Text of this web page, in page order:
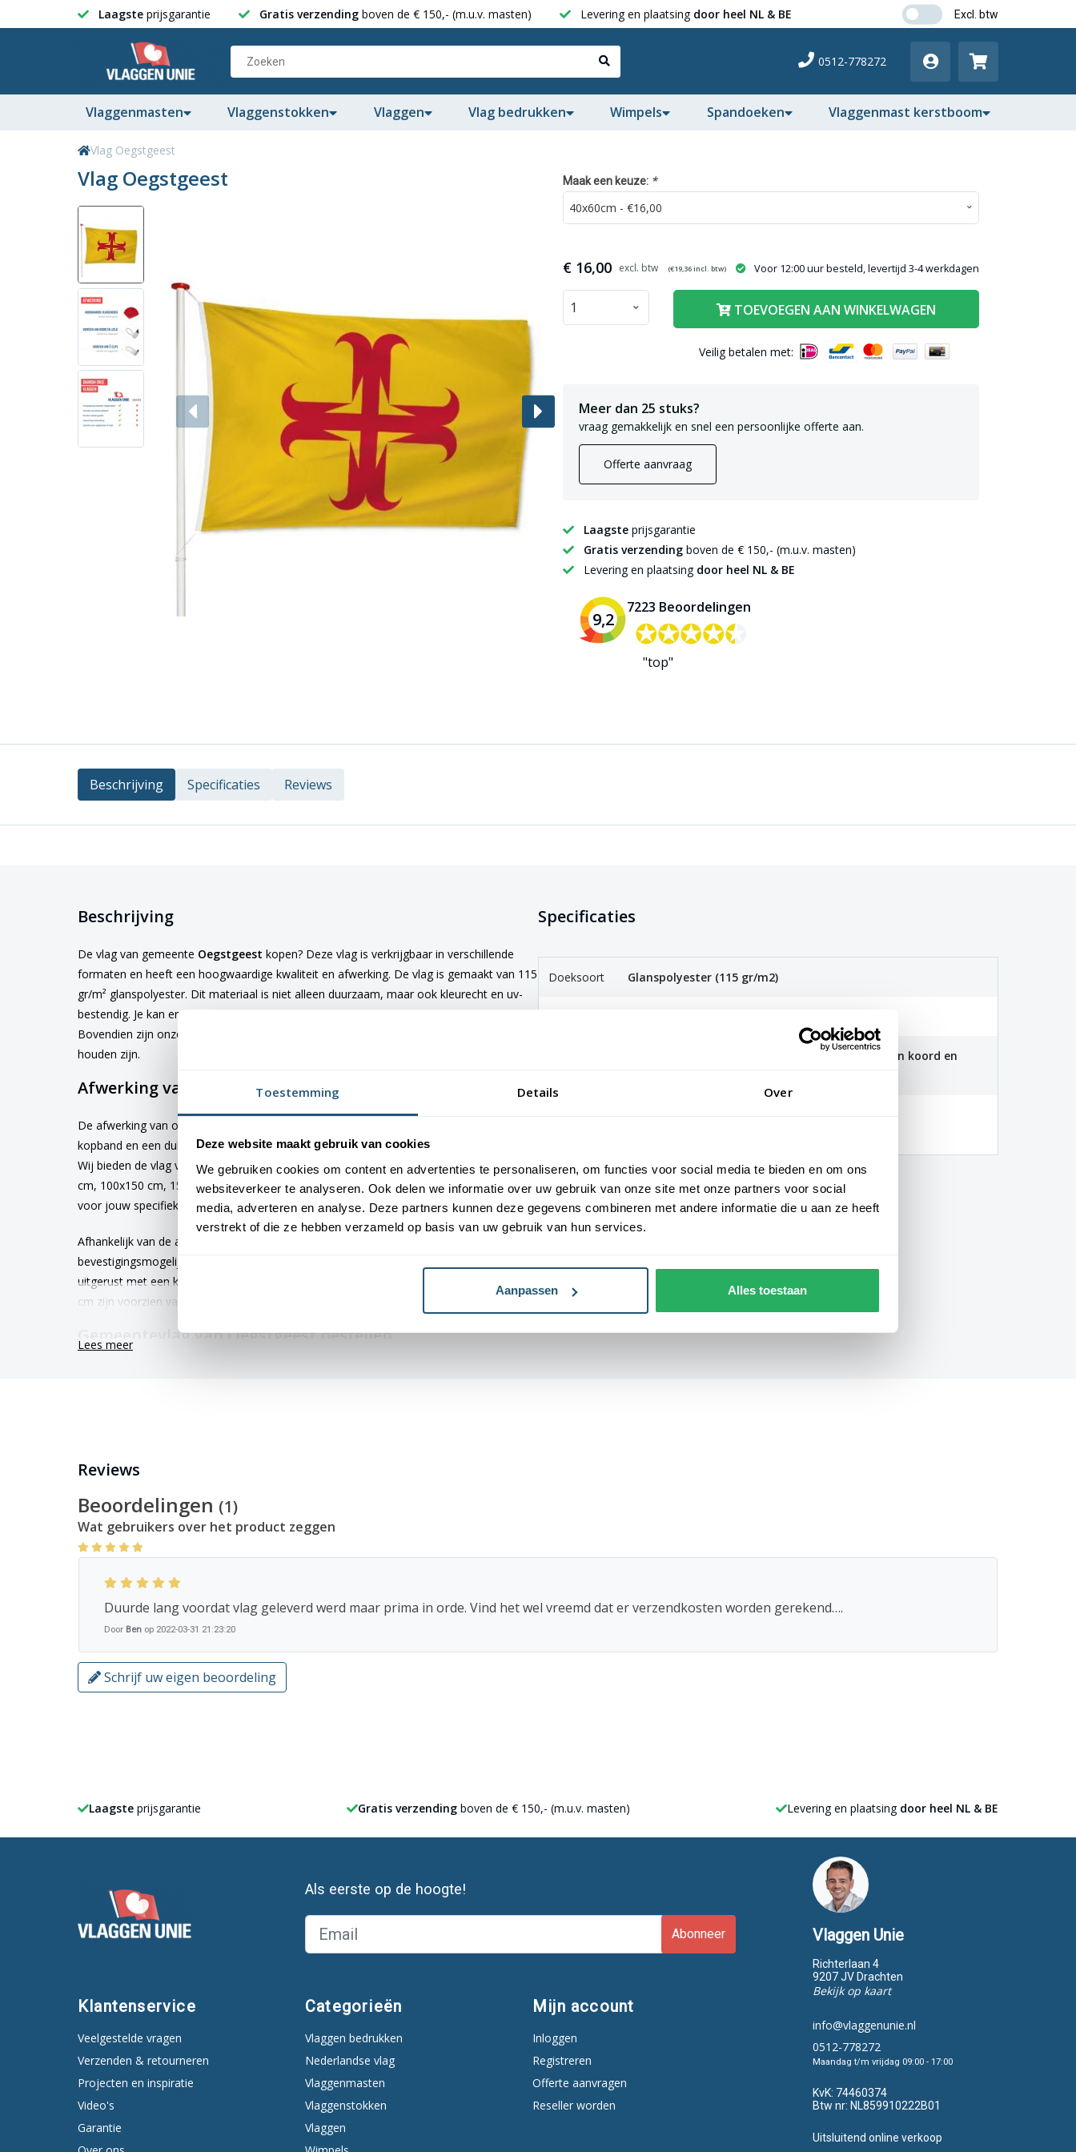
Toestemming Details Over
Deze website maakt gebruik van cookies
We gebruiken cookies om content en advertenties te personaliseren, om functies voor social media te bieden en om ons
websiteverkeer te analyseren. Ook delen we informatie over uw gebruik van onze site met onze partners voor social
media, adverteren en analyse. Deze partners kunnen deze gegevens combineren met andere informatie die u aan ze heeft
verstrekt of die ze hebben verzameld op basis van uw gebruik van hun services.
Aanpassen Alles toestaan
Laagste prijsgarantie Gratis verzending boven de € 150,- (m.u.v. masten) Levering en plaatsing door heel NL & BE
0512-778272
Vlaggenmasten Vlaggenstokken Vlaggen Vlag bedrukken Wimpels Spandoeken Vlaggenmast kerstboom
Vlag Oegstgeest
Vlag Oegstgeest Maak een keuze: *
€ 16,00 (€19,36incl. btw) Voor 12:00 uur besteld, levertijd 3-4 werkdagen
TOEVOEGEN AAN WINKELWAGEN
Veilig betalen met:
Meer dan 25 stuks?
vraag gemakkelijk en snel een persoonlijke offerte aan.
Offerte aanvraag
Laagste prijsgarantie
Gratis verzending boven de € 150,- (m.u.v. masten)
Levering en plaatsing door heel NL & BE
9,2
7223 Beoordelingen
✪✪✪✪✪
✪✪✪✪✪
"top"
Beschrijving Specificaties Reviews
Beschrijving
De vlag van gemeente Oegstgeest kopen? Deze vlag is verkrijgbaar in verschillende
formaten en heeft een hoogwaardige kwaliteit en afwerking. De vlag is gemaakt van 115
gr/m² glanspolyester. Dit materiaal is niet alleen duurzaam, maar ook kleurecht en uv-
bestendig. Je kan er dus zeker van zijn dat de kleuren van de vlag mooi blijven.
Bovendien zijn onze vlaggen wasbaar op 40 graden, waardoor ze eenvoudig schoon te
houden zijn.
Afwerking van de vlag Oegstgeest
De afwerking van onze vlaggen is van hoge kwaliteit. Ze zijn voorzien van een sterke
kopband en een dubbele stiknaad, wat bijdraagt aan hun duurzaamheid en stevigheid.
Wij bieden de vlag van Oegstgeestaan in verschillende afmetingen: 40x60 cm, 70x100
cm, 100x150 cm, 150x225 cm en 200x300 cm. Hierdoor is er altijd een geschikte maat
voor jouw specifieke toepassing
Afhankelijk van de afmetingen die je kiest, worden de vlaggen voorzien van verschillende
bevestigingsmogelijkheden. De vlaggen van 40x60 cm, 70x100 cm en 100x150 cm zijn
uitgerust met een koord en lusje, terwijl de grotere maten van 150x225 cm en 200x300
cm zijn voorzien van clips.
Gemeentevlag van Oegstgeest bestellen
Bij ons heb je keuze uit alle
Lees meer
Specificaties
Doeksoort Glanspolyester (115 gr/m2)
Afmetingen t/m 100x150cm zijn voorzien van een koord en
Reviews
Beoordelingen (1)
Wat gebruikers over het product zeggen
Duurde lang voordat vlag geleverd werd maar prima in orde. Vind het wel vreemd dat er verzendkosten worden gerekend….
Door Ben op 2022-03-31 21:23:20
Schrijf uw eigen beoordeling
Laagste prijsgarantie Gratis verzending boven de € 150,- (m.u.v. masten) Levering en plaatsing door heel NL & BE
Als eerste op de hoogte!
Abonneer
Klantenservice
Veelgestelde vragen
Verzenden & retourneren
Projecten en inspiratie
Video's
Garantie
Categorieën
Vlaggen bedrukken
Nederlandse vlag
Vlaggenmasten
Vlaggenstokken
Vlaggen
Mijn account
Inloggen
Registreren
Offerte aanvragen
Reseller worden
Vlaggen Unie
Richterlaan 4
9207 JV Drachten
Bekijk op kaart
info@vlaggenunie.nl
0512-778272
Maandag t/m vrijdag 09:00 - 17:00
KvK: 74460374
Btw nr: NL859910222B01
Uitsluitend online verkoop